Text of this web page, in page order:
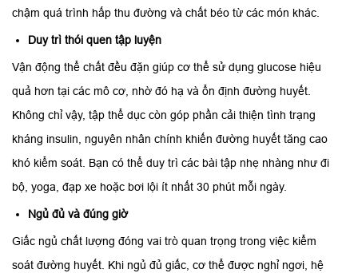
chậm quá trình hấp thu đường và chất béo từ các món khác.
Duy trì thói quen tập luyện
Vận động thể chất đều đặn giúp cơ thể sử dụng glucose hiệu
quả hơn tại các mô cơ, nhờ đó hạ và ổn định đường huyết.
Không chỉ vậy, tập thể dục còn góp phần cải thiện tình trạng
kháng insulin, nguyên nhân chính khiến đường huyết tăng cao
khó kiểm soát. Bạn có thể duy trì các bài tập nhẹ nhàng như đi
bộ, yoga, đạp xe hoặc bơi lội ít nhất 30 phút mỗi ngày.
Ngủ đủ và đúng giờ
Giấc ngủ chất lượng đóng vai trò quan trọng trong việc kiểm
soát đường huyết. Khi ngủ đủ giấc, cơ thể được nghỉ ngơi, hệ